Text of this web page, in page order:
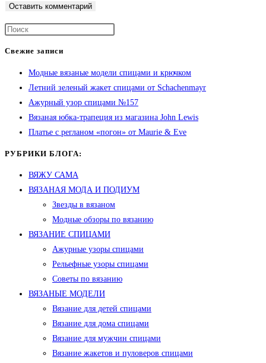
Свежие записи
Модные вязаные модели спицами и крючком
Летний зеленый жакет спицами от Schachenmayr
Ажурный узор спицами №157
Вязаная юбка-трапеция из магазина John Lewis
Платье с регланом «погон» от Maurie & Eve
РУБРИКИ БЛОГА:
ВЯЖУ САМА
ВЯЗАНАЯ МОДА И ПОДИУМ
Звезды в вязаном
Модные обзоры по вязанию
ВЯЗАНИЕ СПИЦАМИ
Ажурные узоры спицами
Рельефные узоры спицами
Советы по вязанию
ВЯЗАНЫЕ МОДЕЛИ
Вязание для детей спицами
Вязание для дома спицами
Вязание для мужчин спицами
Вязание жакетов и пуловеров спицами